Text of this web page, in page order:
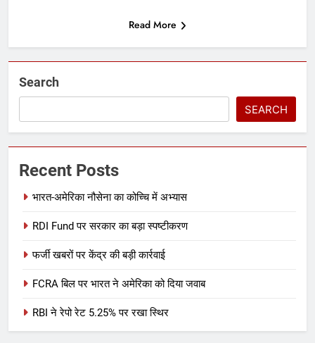
Read More
Search
SEARCH
Recent Posts
भारत-अमेरिका नौसेना का कोच्चि में अभ्यास
RDI Fund पर सरकार का बड़ा स्पष्टीकरण
फर्जी खबरों पर केंद्र की बड़ी कार्रवाई
FCRA बिल पर भारत ने अमेरिका को दिया जवाब
RBI ने रेपो रेट 5.25% पर रखा स्थिर